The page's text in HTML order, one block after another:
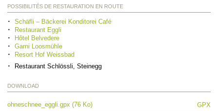
POSSIBILITÉS DE RESTAURATION EN ROUTE
Schäfli – Bäckerei Konditorei Café
Restaurant Eggli
Hôtel Belvedere
Garni Loosmühle
Resort Hof Weissbad
Restaurant Schlössli, Steinegg
DOWNLOAD
ohneschnee_eggli.gpx (76 Ko) GPX